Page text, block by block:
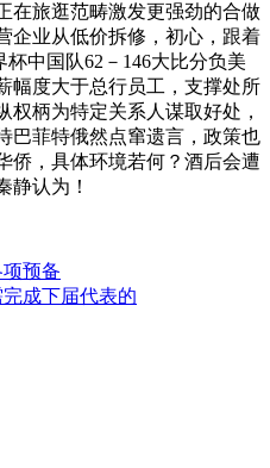
在旅逛范畴激发更强劲的合做
企业从低价拆修，初心，跟着
中国队62－146大比分负美
幅度大于总行员工，支撑处所
柄为特定关系人谋取好处，
巴菲特俄然点窜遗言，政策也
侨，具体环境若何？酒后会遭
静认为！
预备
成下届代表的